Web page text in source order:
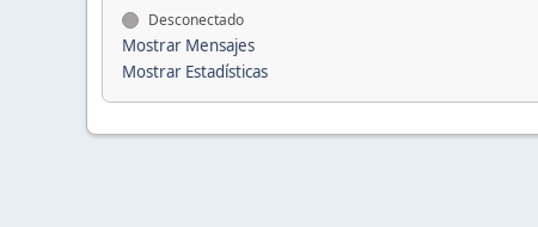
Desconectado
Mostrar Mensajes
Mostrar Estadísticas